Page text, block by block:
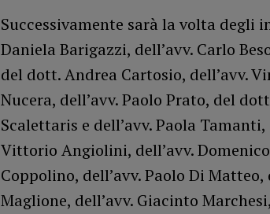
Successivamente sarà la volta degli
Daniela Barigazzi, dell’avv. Carlo
del dott. Andrea Cartosio, dell’avv.
Nucera, dell’avv. Paolo Prato, del
Scalettaris e dell’avv. Paola
Vittorio Angiolini, dell’avv.
Coppolino, dell’avv. Paolo Di
Maglione, dell’avv. Giacinto